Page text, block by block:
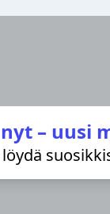
– uusi